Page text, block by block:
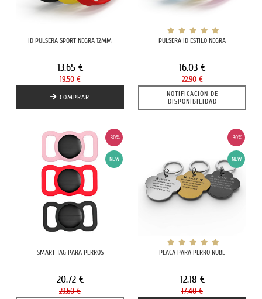
ID PULSERA SPORT NEGRA 12MM
13.65 €
19.50 €
COMPRAR
PULSERA ID ESTILO NEGRA
16.03 €
22.90 €
NOTIFICACIÓN DE
DISPONIBILIDAD
-30%
NEW
SMART TAG PARA PERROS
20.72 €
29.60 €
-30%
NEW
PLACA PARA PERRO NUBE
12.18 €
17.40 €